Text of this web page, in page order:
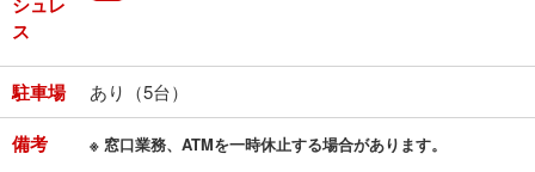
ス
駐車場 あり（5台）
備考 ※ 窓口業務、ATMを一時休止する場合があります。